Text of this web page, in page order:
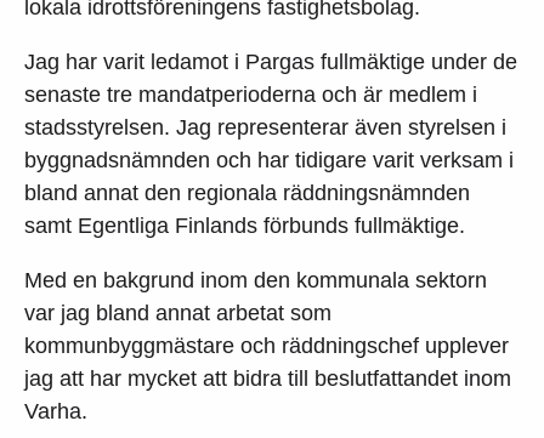
lokala idrottsföreningens fastighetsbolag.
Jag har varit ledamot i Pargas fullmäktige under de
senaste tre mandatperioderna och är medlem i
stadsstyrelsen. Jag representerar även styrelsen i
byggnadsnämnden och har tidigare varit verksam i
bland annat den regionala räddningsnämnden
samt Egentliga Finlands förbunds fullmäktige.
Med en bakgrund inom den kommunala sektorn
var jag bland annat arbetat som
kommunbyggmästare och räddningschef upplever
jag att har mycket att bidra till beslutfattandet inom
Varha.